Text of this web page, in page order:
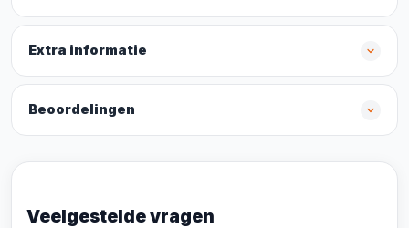
Extra informatie
Beoordelingen
Veelgestelde vragen